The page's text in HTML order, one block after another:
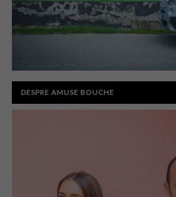
DESPRE AMUSE BOUCHE